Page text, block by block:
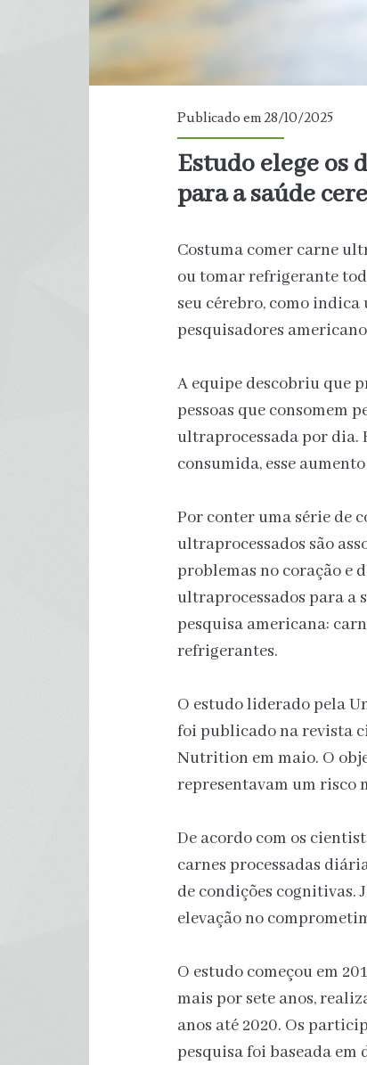
Publicado em 28/10/2025
Estudo elege os
para a saúde
Costuma comer carne
ou tomar refrigerante
seu cérebro, como
pesquisadores
A equipe descobriu que
pessoas que consomem
ultraprocessada por dia.
consumida, esse
Por conter uma série de
ultraprocessados são
problemas no coração e
ultraprocessados para a
pesquisa americana:
refrigerantes.
O estudo liderado pela
foi publicado na revista
Nutrition em maio. O
representavam um risco
De acordo com os
carnes processadas
de condições cognitivas.
elevação no
O estudo começou em
mais por sete anos,
anos até 2020. Os
pesquisa foi baseada em